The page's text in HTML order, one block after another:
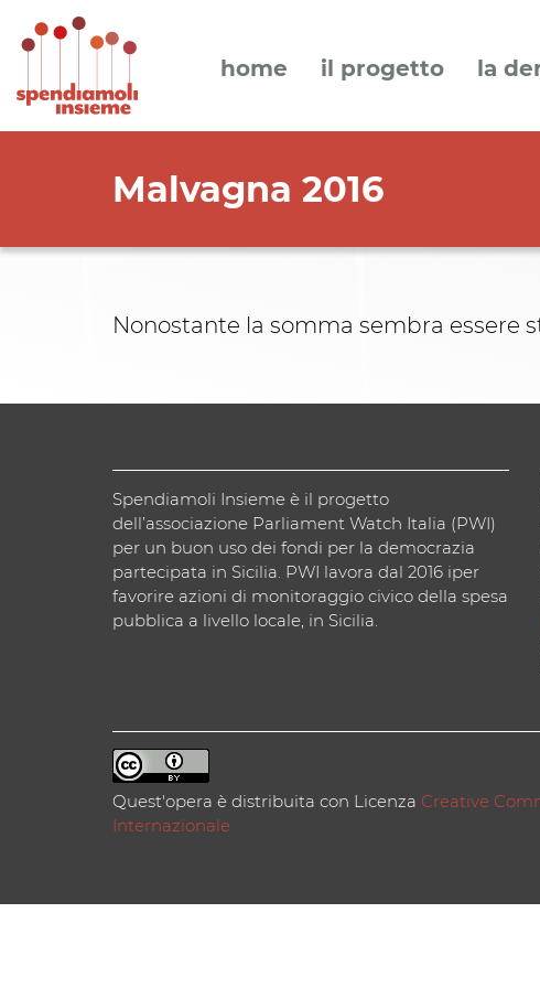
home il progetto la
Malvagna 2016
Nonostante la somma sembra essere
Spendiamoli Insieme è il progetto
dell’associazione Parliament Watch Italia (PWI)
per un buon uso dei fondi per la democrazia
partecipata in Sicilia. PWI lavora dal 2016 iper
favorire azioni di monitoraggio civico della spesa
pubblica a livello locale, in Sicilia.
Quest'opera è distribuita con Licenza Creative
Internazionale